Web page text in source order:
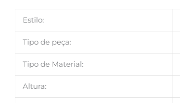
Estilo:
Tipo de peça:
Tipo de Material:
Altura: